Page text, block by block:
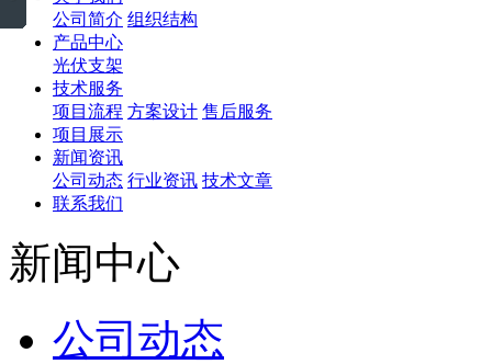
公司简介 组织结构
产品中心
光伏支架
技术服务
项目流程 方案设计 售后服务
项目展示
新闻资讯
公司动态 行业资讯 技术文章
联系我们
新闻中心
公司动态